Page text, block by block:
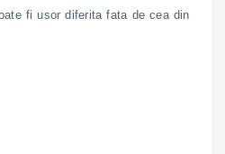
fi usor diferita fata de cea din